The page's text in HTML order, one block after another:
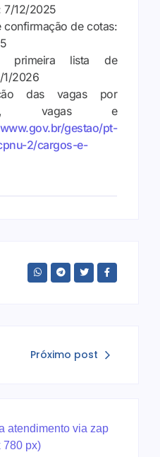
7/12/2025
confirmação de cotas:
primeira lista de
1/2026
das vagas por
vagas e
gestao/pt-
2/cargos-e-
Próximo post